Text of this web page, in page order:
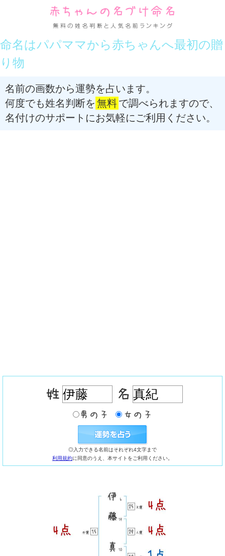
命名はパパママから赤ちゃんへ最初の贈
り物
名前の画数から運勢を占います。
何度でも姓名判断を 無料で調べられますので、
名付けのサポートにお気軽にご利用ください。
◎入力できる名前はそれぞれ4文字まで
利用規約に同意のうえ、本サイトをご利用ください。